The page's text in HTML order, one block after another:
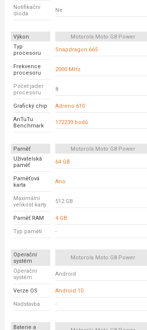
Notifikační
dioda
Ne
Výkon Motorola Moto G8 Power
Typ
procesoru
Snapdragon 665
Frekvence
procesoru
2000 MHz
Počet jader
procesoru
8
Grafický chip Adreno 610
AnTuTu
Benchmark
172239 bodů
Paměť Motorola Moto G8 Power
Uživatelská
paměť
64 GB
Paměťová
karta
Ano
Maximální
velikost karty
512 GB
Paměť RAM 4 GB
Typ paměti -
Operační
systém
Motorola Moto G8 Power
Operační
systém
Android
Verze OS Android 10
Nadstavba -
Baterie a